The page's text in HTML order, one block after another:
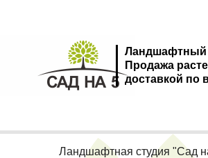
Ландшафтный
Продажа
доставкой по
Ландшафтная студия "Сад